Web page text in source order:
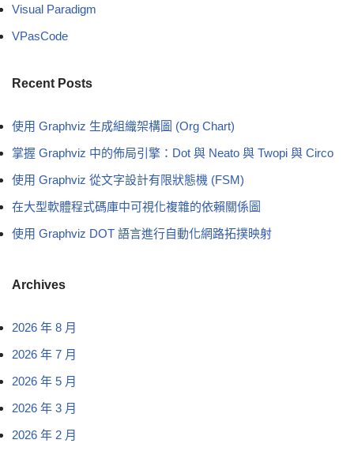
Visual Paradigm
VPasCode
Recent Posts
使用 Graphviz 生成組織架構圖 (Org Chart)
掌握 Graphviz 中的佈局引擎：Dot 與 Neato 與 Twopi 與 Circo
使用 Graphviz 從文字設計有限狀態機 (FSM)
在大型軟體程式碼庫中可視化複雜的依賴關係圖
使用 Graphviz DOT 語言進行自動化網路拓撲映射
Archives
2026 年 8 月
2026 年 7 月
2026 年 5 月
2026 年 3 月
2026 年 2 月